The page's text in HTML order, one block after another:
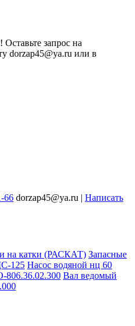
запрос на
dorzap45@ya.ru или в
66 dorzap45@ya.ru | Написать
на катки (РАСКАТ) Запасные
125 Насос водяной нц 60
806.36.02.300 Вал ведомый